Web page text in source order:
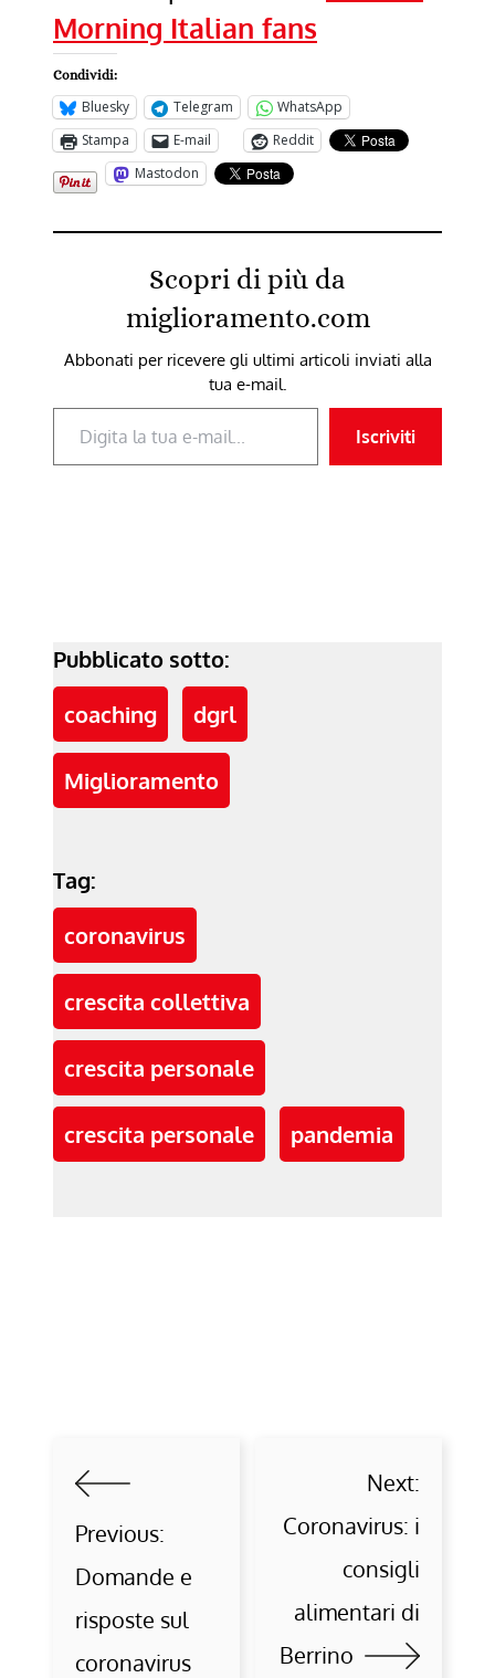
Morning Italian fans
Condividi:
Bluesky Telegram
WhatsApp
Stampa
E-mail
Reddit
Mastodon
Scopri di più da
miglioramento.com
Abbonati per ricevere gli ultimi articoli inviati alla
tua e-mail.
Digita la tua e-mail...
Iscriviti
Pubblicato sotto:
coaching
dgrl
Miglioramento
Tag:
coronavirus
crescita collettiva
crescita personale
crescita personale pandemia
Previous:
Domande e
risposte sul
coronavirus
Next:
Coronavirus: i
consigli
alimentari di
Berrino